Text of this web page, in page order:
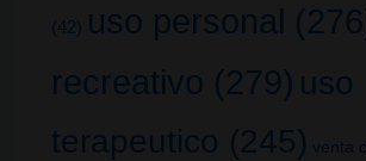
(42) uso personal
recreativo (279) uso
terapeutico (245) venta